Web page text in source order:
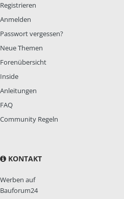
Registrieren
Anmelden
Passwort vergessen?
Neue Themen
Forenübersicht
Inside
Anleitungen
FAQ
Community Regeln
KONTAKT
Werben auf
Bauforum24